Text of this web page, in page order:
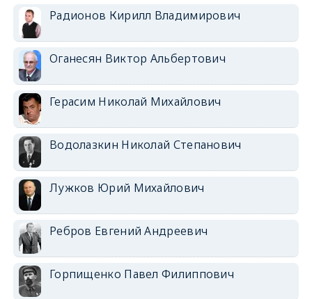
Радионов Кирилл Владимирович
Оганесян Виктор Альбертович
Герасим Николай Михайлович
Водолазкин Николай Степанович
Лужков Юрий Михайлович
Ребров Евгений Андреевич
Горпищенко Павел Филиппович